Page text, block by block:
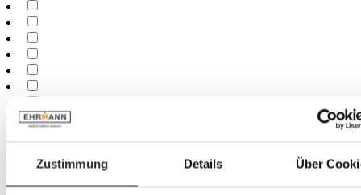
Zustimmung Details Über